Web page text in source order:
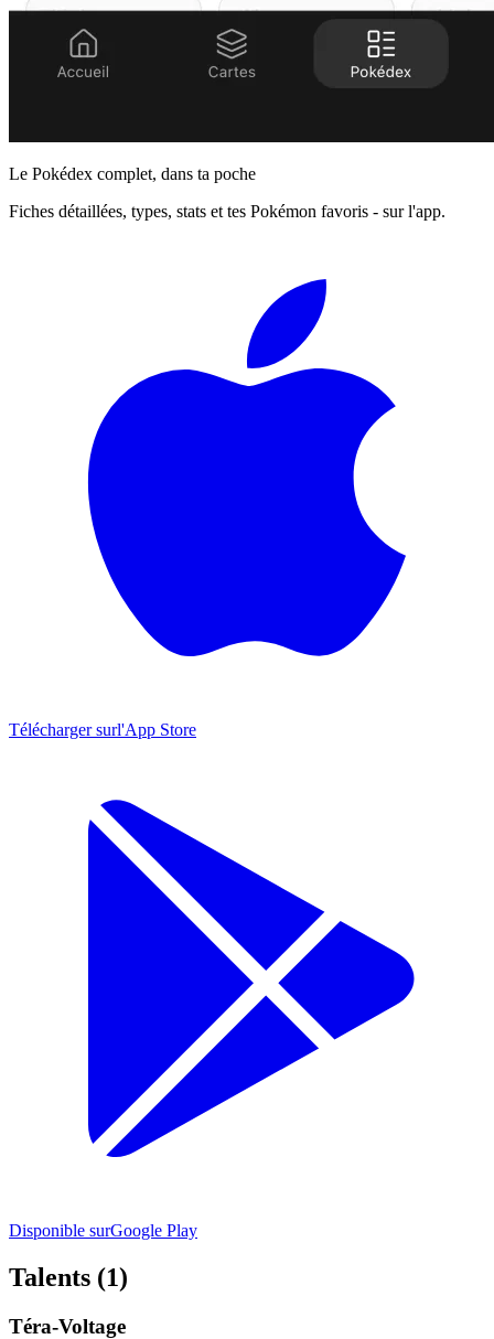
Le Pokédex complet, dans ta poche
Fiches détaillées, types, stats et tes Pokémon favoris - sur l'app.
Télécharger surl'App Store
Disponible surGoogle Play
Talents (1)
Téra-Voltage